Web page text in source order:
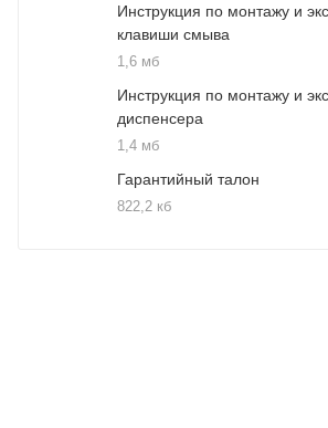
Инструкция по монтажу и
клавиши смыва
1,6 мб
Инструкция по монтажу и
диспенсера
1,4 мб
Гарантийный талон
822,2 кб